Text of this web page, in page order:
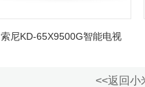
索尼KD-65X9500G智能电视
<<返回小